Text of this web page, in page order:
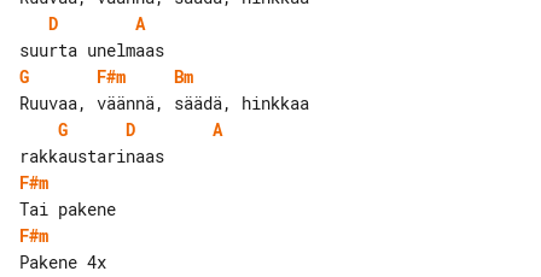
D
A
G
F#m
Bm
G
D
A
F#m
F#m